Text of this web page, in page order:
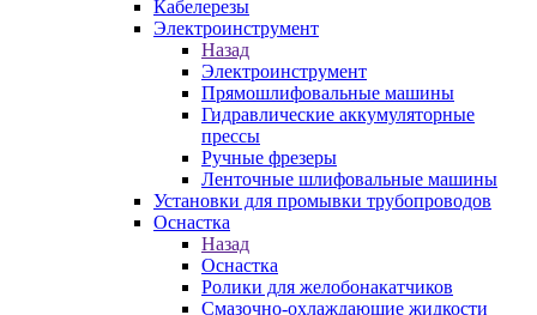
Кабелерезы
Электроинструмент
Назад
Электроинструмент
Прямошлифовальные машины
Гидравлические аккумуляторные
прессы
Ручные фрезеры
Ленточные шлифовальные машины
Установки для промывки трубопроводов
Оснастка
Назад
Оснастка
Ролики для желобонакатчиков
Смазочно-охлаждающие жидкости